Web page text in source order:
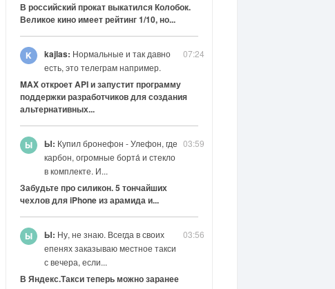
В российский прокат выкатился Колобок.
Великое кино имеет рейтинг 1/10, но...
07:24
kajlas: Нормальные и так давно
есть, это телеграм например.
MAX откроет API и запустит программу
поддержки разработчиков для создания
альтернативных...
03:59
Ы: Купил бронефон - Улефон, где
карбон, огромные борта́ и стекло
в комплекте. И...
Забудьте про силикон. 5 тончайших
чехлов для iPhone из арамида и...
03:56
Ы: Ну, не знаю. Всегда в своих
епенях заказываю местное такси
с вечера, если...
В Яндекс.Такси теперь можно заранее